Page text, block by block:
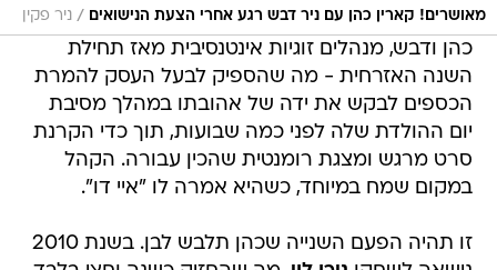
מאושרים! קארין כהן עם ניר דבש רגע אחרי הצעת הנישואים / ניר פקין
כהן ודבש, מנהלים זוגיות אינטנסיבית מאז תחילת
השנה האזרחית - מה שהספיק לבעל העסק להמרת
הכספים לבקש את ידה של אהובתו במהלך מסיבת
יום ההולדת שלה לפני כמה שבועות, תוך כדי הקרנת
סרט מרגש ומצגת רומנטית שהכין עבורה. הקהל
במקום שמח במיוחד, כשהיא אמרה לו "איי דו".
זו תהיה הפעם השנייה שכהן תלבש לבן. בשנת 2010